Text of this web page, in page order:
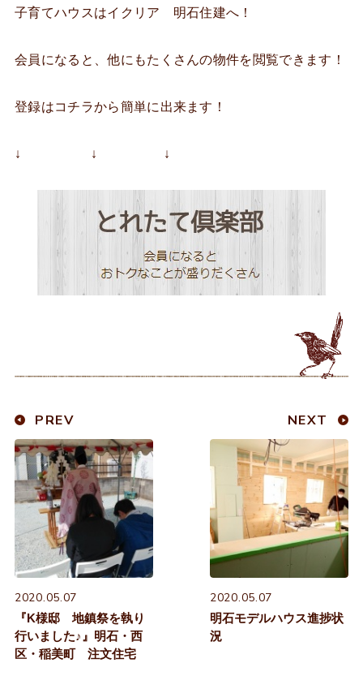
子育てハウスはイクリア 明石住建へ！
会員になると、他にもたくさんの物件を閲覧できます！
登録はコチラから簡単に出来ます！
↓ ↓ ↓
PREV
2020.05.07
『K様邸 地鎮祭を執り
行いました♪』明石・西
区・稲美町 注文住宅
NEXT
2020.05.07
明石モデルハウス進捗状
況